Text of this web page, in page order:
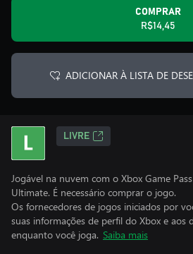
COMPRAR
R$14,45
ADICIONAR À LISTA DE
LIVRE
Jogável na nuvem com o Xbox Game
Ultimate. É necessário comprar o jogo.
Os fornecedores de jogos iniciados por
suas informações de perfil do Xbox e aos
enquanto você joga. Saiba mais